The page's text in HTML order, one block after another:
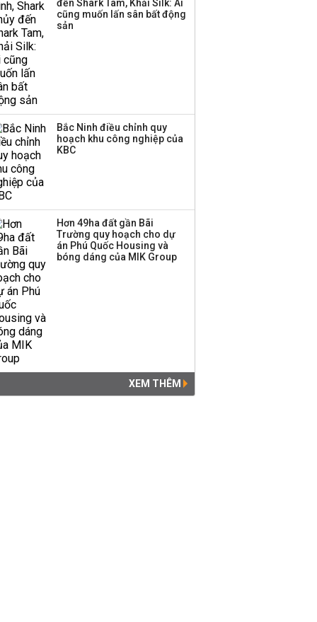
đến Shark Tam, Khải Silk: Ai
cũng muốn lấn sân bất động
sản
Bắc Ninh điều chỉnh quy
hoạch khu công nghiệp của
KBC
Hơn 49ha đất gần Bãi
Trường quy hoạch cho dự
án Phú Quốc Housing và
bóng dáng của MIK Group
XEM THÊM